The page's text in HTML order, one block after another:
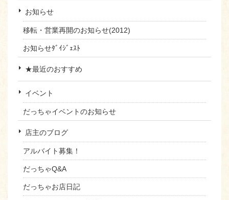
お知らせ
移転・営業再開のお知らせ(2012)
お知らせﾀﾞｲｼﾞｪｽﾄ
★最近のおすすめ
イベント
だっちゃイベントのお知らせ
店主のブログ
アルバイト募集！
だっちゃQ&A
だっちゃお店日記